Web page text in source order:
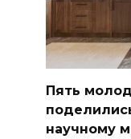
Пять
научному